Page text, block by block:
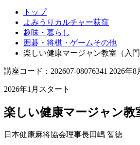
トップ
よみうりカルチャー荻窪
趣味・暮らし
囲碁・将棋・ゲームその他
楽しい健康マージャン教室（入門
講座コード：202607-08076341 2026年8
2026年1月スタート
楽しい健康マージャン教
日本健康麻将協会理事長田嶋 智徳